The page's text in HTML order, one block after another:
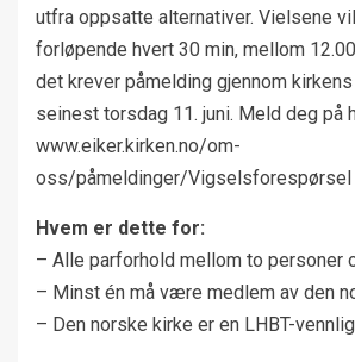
utfra oppsatte alternativer. Vielsene
forløpende hvert 30 min, mellom
det krever påmelding gjennom
seinest torsdag 11. juni. Meld deg på
www.eiker.kirken.no/om-
oss/påmeldinger/Vigselsforespørsel
Hvem er dette for:
– Alle parforhold mellom to personer
– Minst én må være medlem av den
– Den norske kirke er en LHBT-